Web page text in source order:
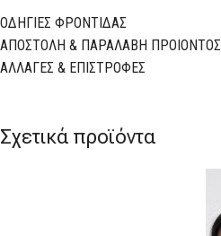
ΟΔΗΓΙΕΣ ΦΡΟΝΤΙΔΑΣ
ΑΠΟΣΤΟΛΗ & ΠΑΡΑΛΑΒΗ ΠΡΟΙΟΝΤΟΣ
ΑΛΛΑΓΕΣ & ΕΠΙΣΤΡΟΦΕΣ
Σχετικά προϊόντα